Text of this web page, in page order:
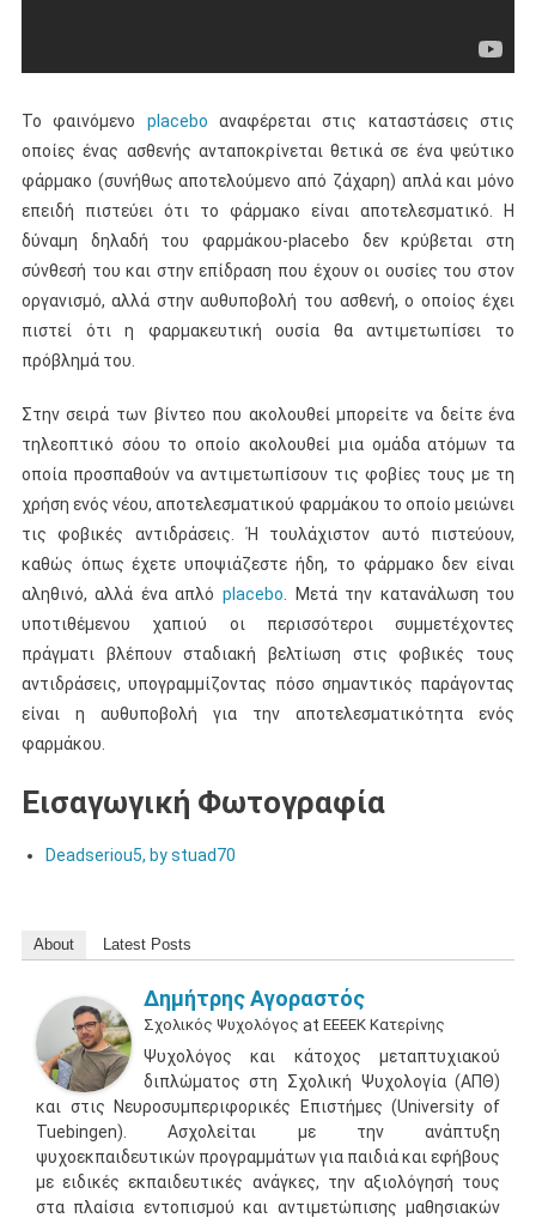
Το φαινόμενο placebo αναφέρεται στις καταστάσεις στις
οποίες ένας ασθενής ανταποκρίνεται θετικά σε ένα ψεύτικο
φάρμακο (συνήθως αποτελούμενο από ζάχαρη) απλά και μόνο
επειδή πιστεύει ότι το φάρμακο είναι αποτελεσματικό. Η
δύναμη δηλαδή του φαρμάκου-placebo δεν κρύβεται στη
σύνθεσή του και στην επίδραση που έχουν οι ουσίες του στον
οργανισμό, αλλά στην αυθυποβολή του ασθενή, ο οποίος έχει
πιστεί ότι η φαρμακευτική ουσία θα αντιμετωπίσει το
πρόβλημά του.
Στην σειρά των βίντεο που ακολουθεί μπορείτε να δείτε ένα
τηλεοπτικό σόου το οποίο ακολουθεί μια ομάδα ατόμων τα
οποία προσπαθούν να αντιμετωπίσουν τις φοβίες τους με τη
χρήση ενός νέου, αποτελεσματικού φαρμάκου το οποίο μειώνει
τις φοβικές αντιδράσεις. Ή τουλάχιστον αυτό πιστεύουν,
καθώς όπως έχετε υποψιάζεστε ήδη, το φάρμακο δεν είναι
αληθινό, αλλά ένα απλό placebo . Μετά την κατανάλωση του
υποτιθέμενου χαπιού οι περισσότεροι συμμετέχοντες
πράγματι βλέπουν σταδιακή βελτίωση στις φοβικές τους
αντιδράσεις, υπογραμμίζοντας πόσο σημαντικός παράγοντας
είναι η αυθυποβολή για την αποτελεσματικότητα ενός
φαρμάκου.
Εισαγωγική Φωτογραφία
Deadseriou5, by stuad70
About Latest Posts
Δημήτρης Αγοραστός
Σχολικός Ψυχολόγος at ΕΕΕΕΚ Κατερίνης
Ψυχολόγος και κάτοχος μεταπτυχιακού
διπλώματος στη Σχολική Ψυχολογία (ΑΠΘ)
και στις Νευροσυμπεριφορικές Επιστήμες (University of
Tuebingen). Ασχολείται με την ανάπτυξη
ψυχοεκπαιδευτικών προγραμμάτων για παιδιά και εφήβους
με ειδικές εκπαιδευτικές ανάγκες, την αξιολόγησή τους
στα πλαίσια εντοπισμού και αντιμετώπισης μαθησιακών